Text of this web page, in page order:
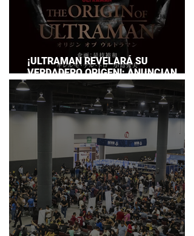
¡ULTRAMAN REVELARÁ SU
VERDADERO ORIGEN!: ANUNCIAN
DOCUMENTAL POR EL 60
ANIVERSARIO DE LA FRANQUICIA